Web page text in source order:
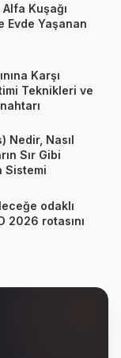
Alfa Kuşağı
Evde Yaşanan
Karşı
Teknikleri ve
Nedir, Nasıl
Sır Gibi
Sistemi
odaklı
2026 rotasını